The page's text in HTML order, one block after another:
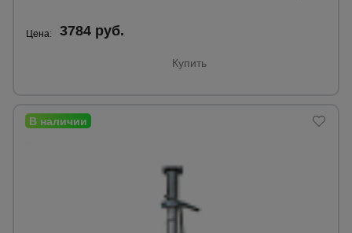
Цена: 3784 руб.
Купить